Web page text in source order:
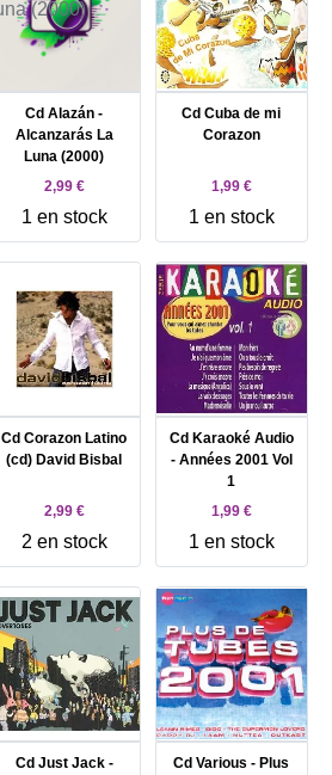
Cd Alazán -
Alcanzarás La
Luna (2000)
2,99 €
1 en stock
Cd Cuba de mi
Corazon
1,99 €
1 en stock
Cd Corazon Latino
(cd) David Bisbal
2,99 €
2 en stock
Cd Karaoké Audio
- Années 2001 Vol
1
1,99 €
1 en stock
Cd Just Jack -
Cd Various - Plus